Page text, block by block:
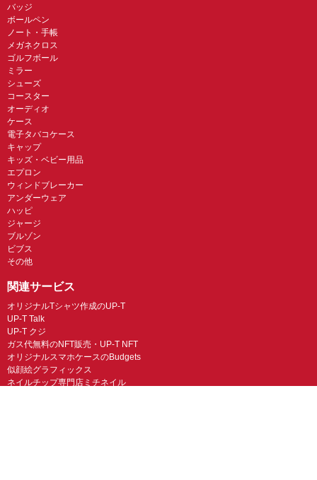
バッジ
ボールペン
ノート・手帳
メガネクロス
ゴルフボール
ミラー
シューズ
コースター
オーディオ
ケース
電子タバコケース
キャップ
キッズ・ベビー用品
エプロン
ウィンドブレーカー
アンダーウェア
ハッピ
ジャージ
ブルゾン
ビブス
その他
関連サービス
オリジナルTシャツ作成のUP-T
UP-T Talk
UP-T クジ
ガス代無料のNFT販売・UP-T NFT
オリジナルスマホケースのBudgets
似顔絵グラフィックス
ネイルチップ専門店ミチネイル